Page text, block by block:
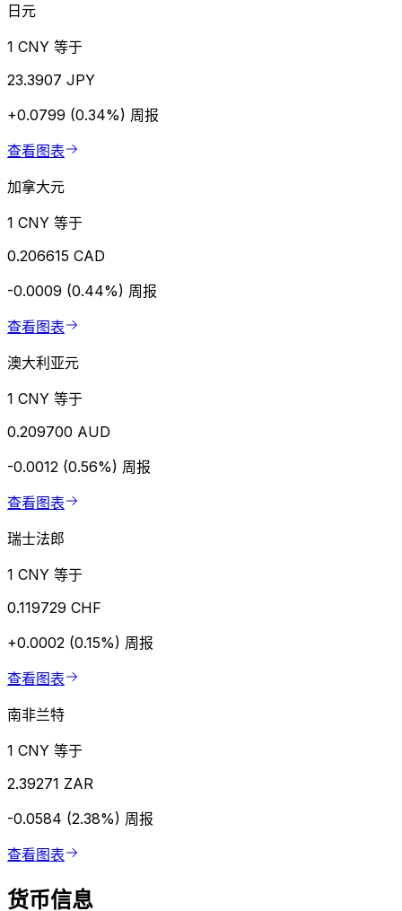
日元
1 CNY 等于
23.3907 JPY
+0.0799 (0.34%) 周报
查看图表
加拿大元
1 CNY 等于
0.206615 CAD
-0.0009 (0.44%) 周报
查看图表
澳大利亚元
1 CNY 等于
0.209700 AUD
-0.0012 (0.56%) 周报
查看图表
瑞士法郎
1 CNY 等于
0.119729 CHF
+0.0002 (0.15%) 周报
查看图表
南非兰特
1 CNY 等于
2.39271 ZAR
-0.0584 (2.38%) 周报
查看图表
货币信息